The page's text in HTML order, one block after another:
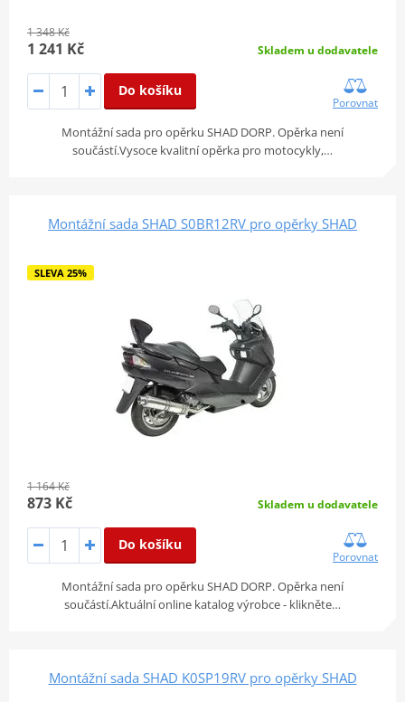
1 348 Kč
1 241 Kč Skladem u dodavatele
Do košíku
Porovnat
Montážní sada pro opěrku SHAD DORP. Opěrka není
součástí.Vysoce kvalitní opěrka pro motocykly,…
Montážní sada SHAD S0BR12RV pro opěrky SHAD
SLEVA 25%
1 164 Kč
873 Kč Skladem u dodavatele
Do košíku
Porovnat
Montážní sada pro opěrku SHAD DORP. Opěrka není
součástí.Aktuální online katalog výrobce - klikněte…
Montážní sada SHAD K0SP19RV pro opěrky SHAD